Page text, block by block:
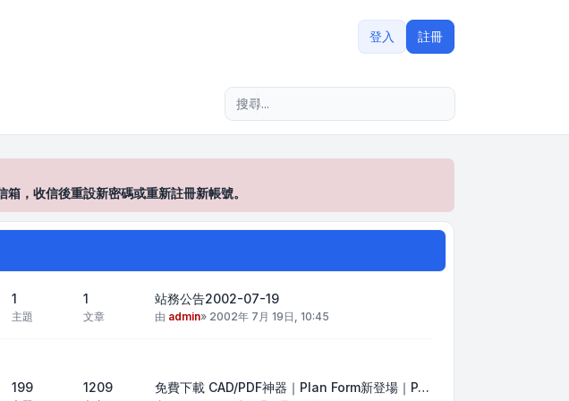
登入 註冊
，收信後重設新密碼或重新註冊新帳號。
1
主題
1
文章
站務公告2002-07-19
由 admin» 2002年 7月 19日, 10:45
199 1209 免費下載 CAD/PDF神器｜Plan Form新登場｜P…